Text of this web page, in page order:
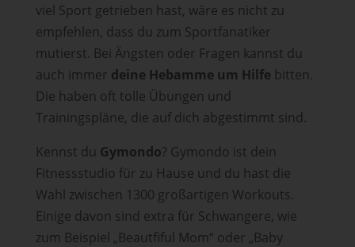
viel Sport getrieben hast, wäre es nicht zu
empfehlen, dass du zum Sportfanatiker
mutierst. Bei Ängsten oder Fragen kannst du
auch immer deine Hebamme um Hilfebitten.
Die haben oft tolle Übungen und
Trainingspläne, die auf dich abgestimmt sind.
Kennst du Gymondo? Gymondo ist dein
Fitnessstudio für zu Hause und du hast die
Wahl zwischen 1300 großartigen Workouts.
Einige davon sind extra für Schwangere, wie
zum Beispiel „Beautfiful Mom“ oder „Baby